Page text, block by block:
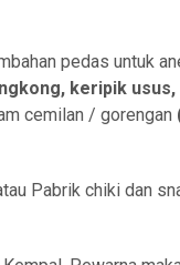
pedas untuk
keripik
cemilan / gorengan
Pabrik chiki dan